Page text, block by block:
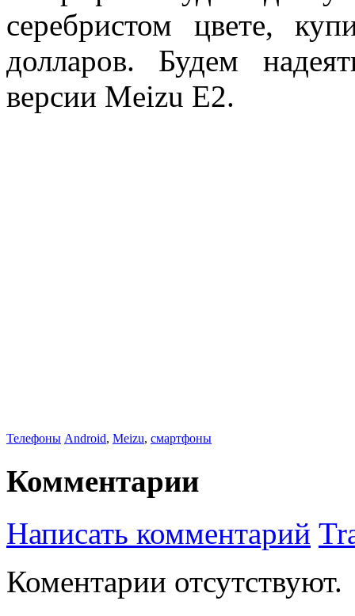
серебристом цвете,
долларов. Будем
версии Meizu E2.
Телефоны Android, Meizu, смартфоны
Комментарии
Написать комментарий
Коментарии отсутствуют.